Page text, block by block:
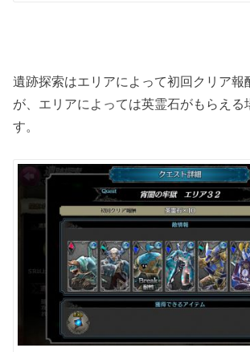
遺跡探索はエリアによって初回クリア報
が、エリアによっては英霊石がもらえる
す。